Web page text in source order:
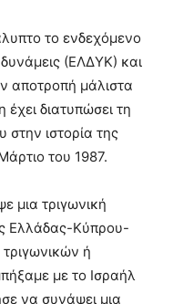
το ενδεχόμενο
δυνάμεις (ΕΛΔΥΚ) και
αποτροπή μάλιστα
διατυπώσει τη
στην ιστορία της
του 1987.
μια τριγωνική
Ελλάδας-Κύπρου-
ή
με το Ισραήλ
να συνάψει μια